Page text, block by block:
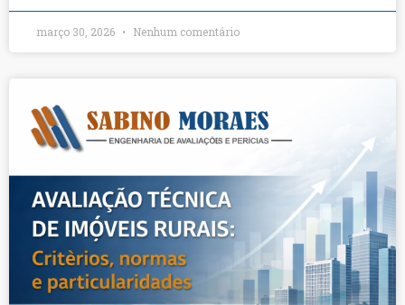
março 30, 2026 Nenhum comentário